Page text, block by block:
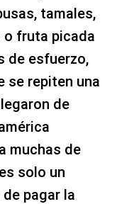
tamales,
fruta picada
de esfuerzo,
se repiten una
de
muchas de
solo un
pagar la